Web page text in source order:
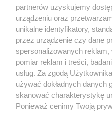
partnerów uzyskujemy
urządzeniu oraz
unikalne identyfikatory,
przez urządzenie czy dane
spersonalizowanych
pomiar reklam i treści,
usług. Za zgodą
używać dokładnych danych
skanować charakterystykę
Ponieważ cenimy Twoją